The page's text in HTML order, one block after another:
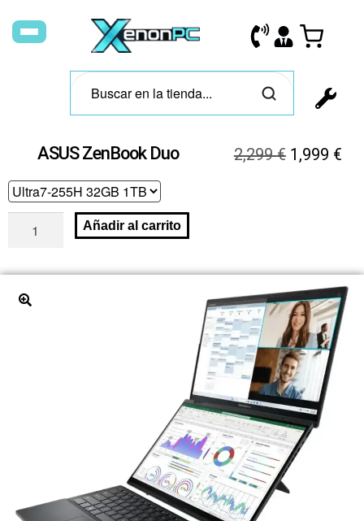
ASUS ZenBook Duo 2,299€ 1,999 €
Añadir al carrito